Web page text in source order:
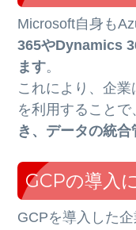
Microsoft自身も
365やDynamics
ます。
これにより、企
を利用することで
き、データの統
GCPの導入
GCPを導入した